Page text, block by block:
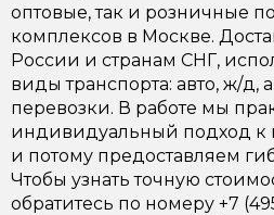
оптовые, так и розничные
комплексов в Москве.
России и странам СНГ,
виды транспорта: авто, ж/д,
перевозки. В работе мы
индивидуальный подход к
и потому предоставляем
Чтобы узнать точную
обратитесь по номеру +7